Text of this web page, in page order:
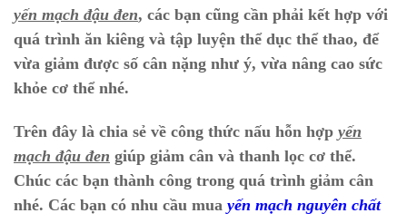
yến mạch đậu đen, các bạn cũng cần phải kết hợp với
quá trình ăn kiêng và tập luyện thể dục thể thao, để
vừa giảm được số cân nặng như ý, vừa nâng cao sức
khỏe cơ thể nhé.
Trên đây là chia sẻ về công thức nấu hỗn hợp yến
mạch đậu đen giúp giảm cân và thanh lọc cơ thể.
Chúc các bạn thành công trong quá trình giảm cân
nhé. Các bạn có nhu cầu mua yến mạch nguyên chất